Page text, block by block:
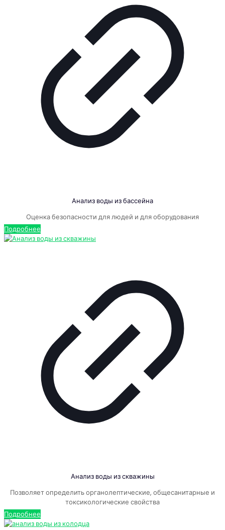
Анализ воды из бассейна
Оценка безопасности для людей и для оборудования
Подробнее
Анализ воды из скважины
Позволяет определить органолептические, общесанитарные и
токсикологические свойства
Подробнее